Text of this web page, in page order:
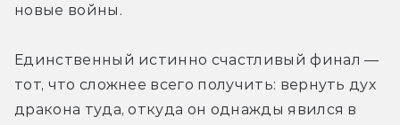
новые войны.
Единственный истинно счастливый финал —
тот, что сложнее всего получить: вернуть дух
дракона туда, откуда он однажды явился в